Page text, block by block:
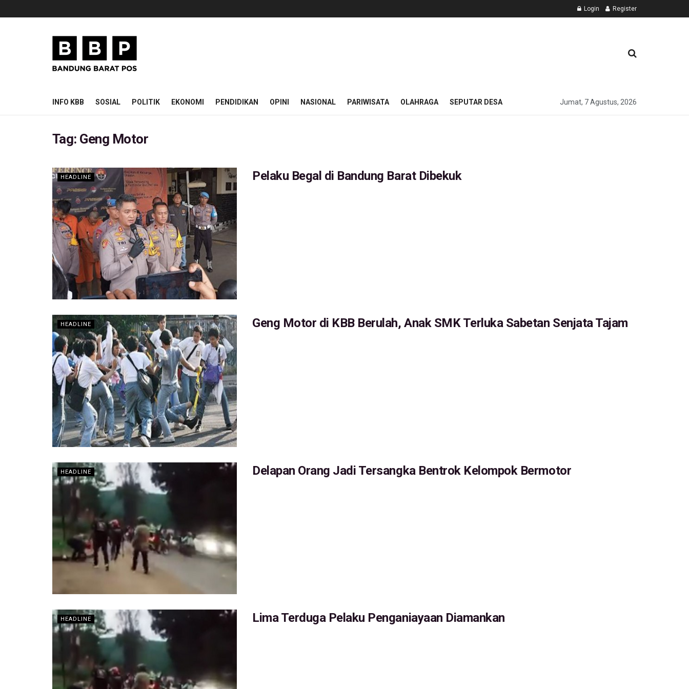
Login Register
INFO KBB SOSIAL POLITIK EKONOMI PENDIDIKAN OPINI NASIONAL PARIWISATA OLAHRAGA SEPUTAR DESA Jumat, 7 Agustus, 2026
Tag: Geng Motor
HEADLINE Pelaku Begal di Bandung Barat Dibekuk
HEADLINE Geng Motor di KBB Berulah, Anak SMK Terluka Sabetan Senjata Tajam
HEADLINE Delapan Orang Jadi Tersangka Bentrok Kelompok Bermotor
HEADLINE Lima Terduga Pelaku Penganiayaan Diamankan